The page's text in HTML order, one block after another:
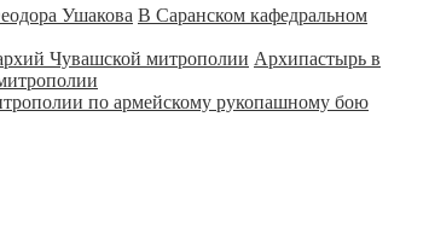
В Саранском кафедральном
Архипастырь в
по армейскому рукопашному бою